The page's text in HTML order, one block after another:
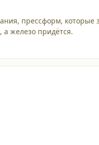
прессформ, которые
а железо придётся.